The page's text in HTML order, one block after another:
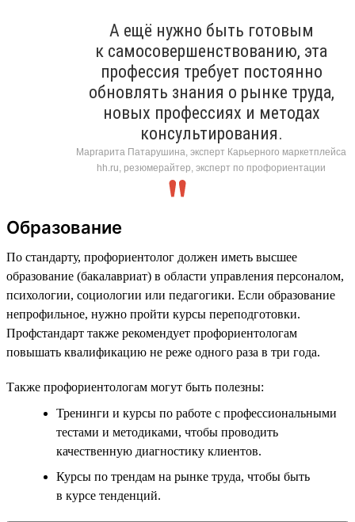
А ещё нужно быть готовым
к самосовершенствованию, эта
профессия требует постоянно
обновлять знания о рынке труда,
новых профессиях и методах
консультирования.
Маргарита Патарушина, эксперт Карьерного маркетплейса
hh.ru, резюмерайтер, эксперт по профориентации
Образование
По стандарту, профориентолог должен иметь высшее
образование (бакалавриат) в области управления персоналом,
психологии, социологии или педагогики. Если образование
непрофильное, нужно пройти курсы переподготовки.
Профстандарт также рекомендует профориентологам
повышать квалификацию не реже одного раза в три года.
Также профориентологам могут быть полезны:
Тренинги и курсы по работе с профессиональными
тестами и методиками, чтобы проводить
качественную диагностику клиентов.
Курсы по трендам на рынке труда, чтобы быть
в курсе тенденций.